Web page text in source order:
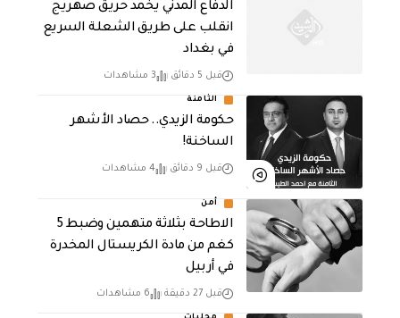
الدفاع المدني يخمد حريق صهريج
انقلب على طريق الشعلة السريع
في بغداد
قبل 5 دقائق 3 مشاهدات
الثامنة
حكومة الزيدي.. حصاد الأشهر
الساخنة!
قبل 9 دقائق 4 مشاهدات
أمن
الاطاحة بثلاثة متهمين وضبط 5
كغم من مادة الكريستال المخدرة ​
في أربيل
قبل 27 دقيقة 6 مشاهدات